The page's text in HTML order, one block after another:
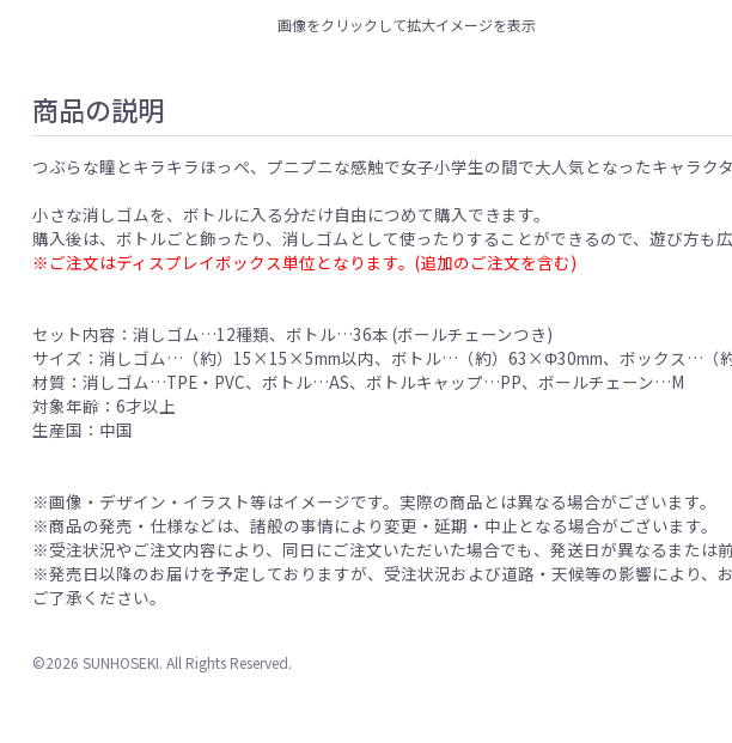
画像をクリックして拡大イメージを表示
商品の説明
つぶらな瞳とキラキラほっぺ、プニプニな感触で女子小学生の間で大人気となったキャラク
小さな消しゴムを、ボトルに入る分だけ自由につめて購入できます。
購入後は、ボトルごと飾ったり、消しゴムとして使ったりすることができるので、遊び方も広
※ご注文はディスプレイボックス単位となります。(追加のご注文を含む)
セット内容：消しゴム…12種類、ボトル…36本 (ボールチェーンつき)
サイズ：消しゴム…（約）15×15×5mm以内、ボトル…（約）63×Φ30mm、ボックス…（
材質：消しゴム…TPE・PVC、ボトル…AS、ボトルキャップ…PP、ボールチェーン…M
対象年齢：6才以上
生産国：中国
※画像・デザイン・イラスト等はイメージです。実際の商品とは異なる場合がございます。
※商品の発売・仕様などは、諸般の事情により変更・延期・中止となる場合がございます。
※受注状況やご注文内容により、同日にご注文いただいた場合でも、発送日が異なるまたは
※発売日以降のお届けを予定しておりますが、受注状況および道路・天候等の影響により、
ご了承ください。
©2026 SUNHOSEKI. All Rights Reserved.